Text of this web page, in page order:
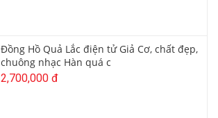
Đồng Hồ Quả Lắc điện tử Giả Cơ, chất đẹp,
chuông nhạc Hàn quá c
2,700,000 đ